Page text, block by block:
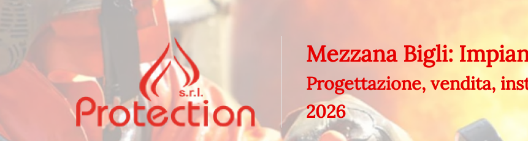
Mezzana Bigli:
Progettazione, vendita,
2026